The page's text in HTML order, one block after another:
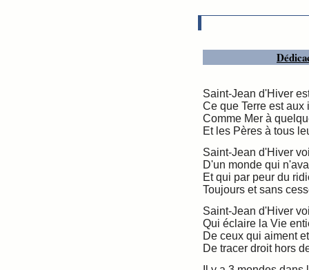
Saint-Jean d'Hiver
Ce que Terre est aux
Comme Mer à
Et les Pères à tous
Saint-Jean d'Hiver
D'un monde qui
Et qui par peur du
Toujours et sans
Saint-Jean d'Hiver
Qui éclaire la Vie
De ceux qui aiment
De tracer droit hors